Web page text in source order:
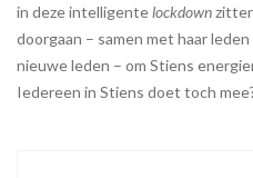
in deze intelligentelockdown
doorgaan – samen met haar
nieuwe leden – om Stiens
Iedereen in Stiens doet toch